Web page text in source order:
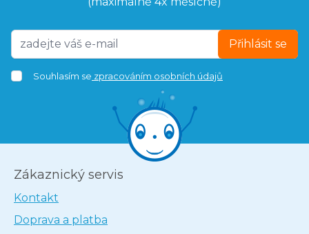
Přihlásit se
Souhlasím se zpracováním osobních údajů
Zákaznický servis
Kontakt
Doprava a platba